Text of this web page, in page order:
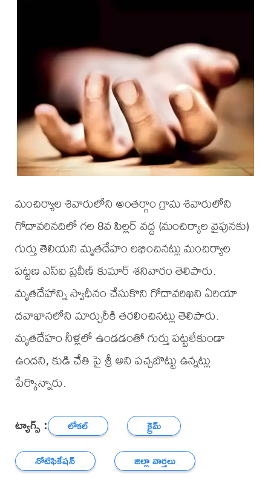
మంచిర్యాల శివారులోని అంతర్గాం గ్రామ శివారులోని
గోదావరినదిలో గల 8వ పిల్లర్ వద్ద (మంచిర్యాల వైపునకు)
గుర్తు తెలియని మృతదేహం లభించినట్లు మంచిర్యాల
పట్టణ ఎస్ఐ ప్రవీణ్ కుమార్ శనివారం తెలిపారు.
మృతదేహాన్ని స్వాధీనం చేసుకొని గోదావరిఖని ఏరియా
దవాఖానలోని మార్చురీకి తరలించినట్లు తెలిపారు.
మృతదేహం నీళ్లలో ఉండడంతో గుర్తు పట్టలేకుండా
ఉందని, కుడి చేతి పై శ్రీ అని పచ్చబొట్టు ఉన్నట్లు
పేర్కొన్నారు.
ట్యాగ్స్ : లోకల్
క్రైమ్
నోటిఫికేషన్
జిల్లా వార్తలు